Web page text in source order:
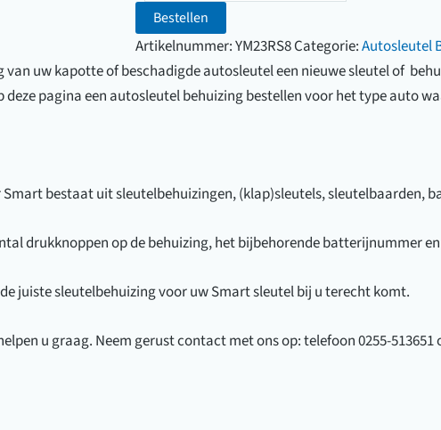
3-
knops
aantal
Bestellen
Artikelnummer:YM23RS8Categorie:Autosleutel
van uw kapotte of beschadigde autosleutel een nieuwe sleutel of
deze pagina een autosleutel behuizing bestellen voor het type auto
bestaat uit sleutelbehuizingen, (klap)sleutels, sleutelbaarden,
drukknoppen op de behuizing, het bijbehorende batterijnummer
juiste sleutelbehuizing voor uw Smart sleutel bij u terecht komt.
u graag. Neem gerust contact met ons op: telefoon 0255-513651